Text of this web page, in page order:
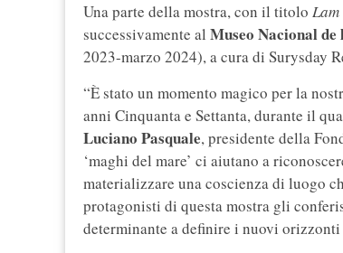
Una parte della mostra, con il titolo
successivamente al Museo Nacional
2023-marzo 2024), a cura di Surysday
“È stato un momento magico per la
anni Cinquanta e Settanta, durante il
Luciano Pasquale, presidente della
‘maghi del mare’ ci aiutano a
materializzare una coscienza di luogo
protagonisti di questa mostra gli
determinante a definire i nuovi